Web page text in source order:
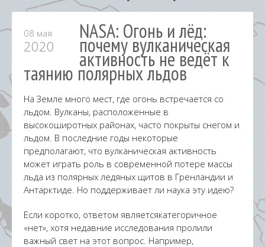
08 мая
2020
NASA: Огонь и лёд:
почему вулканическая
активность не ведёт к
таянию полярных льдов
На Земле много мест, где огонь встречается со
льдом. Вулканы, расположенные в
высокоширотных районах, часто покрыты снегом и
льдом. В последние годы некоторые
предполагают, что вулканическая активность
может играть роль в современной потере массы
льда из полярных ледяных щитов в Гренландии и
Антарктиде. Но поддерживает ли наука эту идею?
Если коротко, ответом являетсякатегоричное
«нет», хотя недавние исследования пролили
важный свет на этот вопрос. Например,